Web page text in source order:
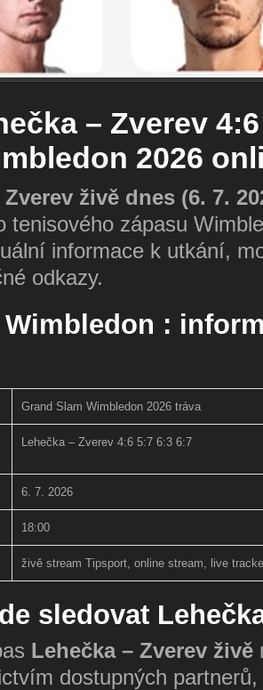
– Zverev
2026
Zverev živě dnes (6. 7.
tenisového zápasu
informace k utkání,
odkazy.
Wimbledon :
Grand Slam Wimbledon 2026 tráva
Lehečka – Zverev 4:6 5:7 6:3 6:7
6. 7. 2026
18:00
živě stream Tipsport, online stream, live
sledovat
Lehečka – Zverev živě
dostupných